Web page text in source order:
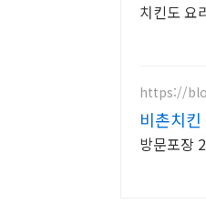
치킨도 요
https://
비촌치킨
방문포장